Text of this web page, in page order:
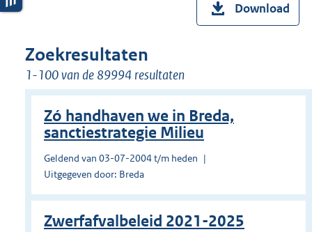
Download
Zoekresultaten
1-100 van de 89994 resultaten
Zó handhaven we in Breda,
sanctiestrategie Milieu
Geldend van 03-07-2004 t/m heden
Uitgegeven door: Breda
Zwerfafvalbeleid 2021-2025